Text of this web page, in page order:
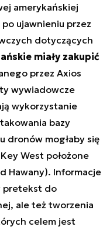
amerykańskiej
po ujawnieniu przez
dotyczących
miały zakupić
przez Axios
wywiadowcze
wykorzystanie
bazy
dronów mogłaby się
West położone
Hawany). Informacje
pretekst do
ale też tworzenia
celem jest